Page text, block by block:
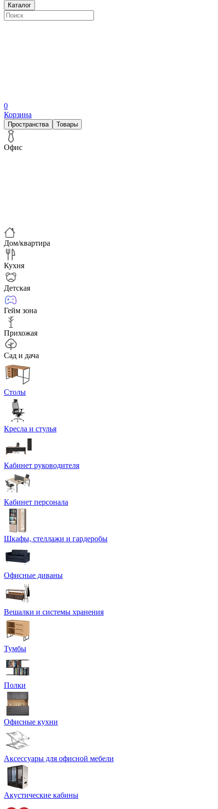
Каталог
0
Корзина
Пространства Товары
Офис
Дом/квартира
Кухня
Детская
Гейм зона
Прихожая
Сад и дача
Столы
Кресла и стулья
Кабинет руководителя
Кабинет персонала
Шкафы, стеллажи и гардеробы
Офисные диваны
Вешалки и системы хранения
Тумбы
Полки
Офисные кухни
Аксессуары для офисной мебели
Акустические кабины